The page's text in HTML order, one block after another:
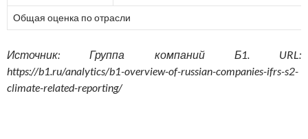
Общая оценка по отрасли
Источник: Группа компаний Б1. URL:
https://b1.ru/analytics/b1-overview-of-russian-companies-ifrs-s2-
climate-related-reporting/